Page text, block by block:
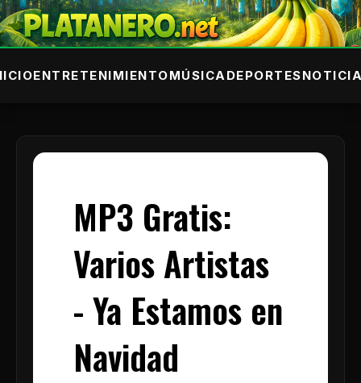
ENTRETENIMIENTOMÚSICADEPORTES
MP3 Gratis:
Varios Artistas
- Ya Estamos en
Navidad